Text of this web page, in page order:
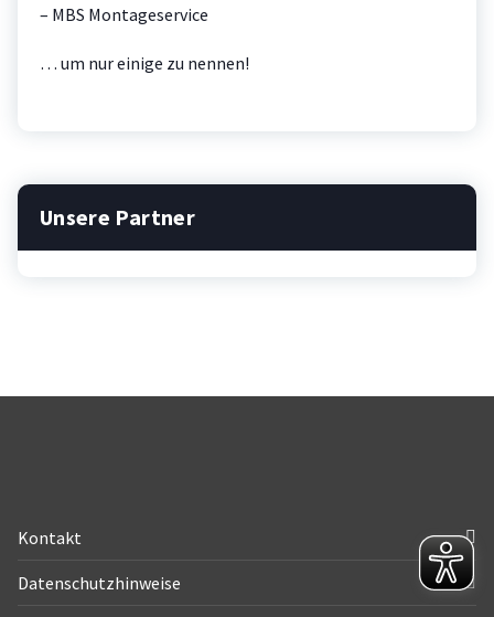
– MBS Montageservice
… um nur einige zu nennen!
Unsere Partner
Kontakt
Datenschutzhinweise